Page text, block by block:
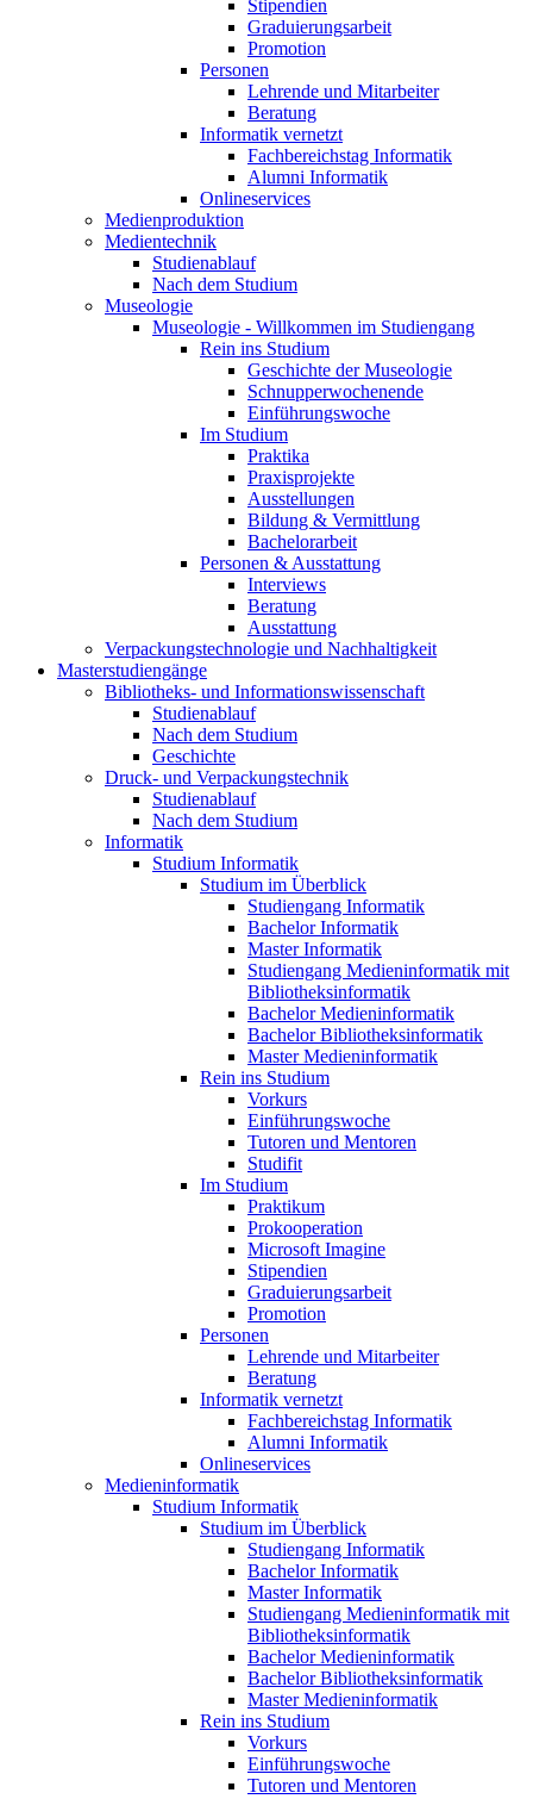
Stipendien
Graduierungsarbeit
Promotion
Personen
Lehrende und Mitarbeiter
Beratung
Informatik vernetzt
Fachbereichstag Informatik
Alumni Informatik
Onlineservices
Medienproduktion
Medientechnik
Studienablauf
Nach dem Studium
Museologie
Museologie - Willkommen im Studiengang
Rein ins Studium
Geschichte der Museologie
Schnupperwochenende
Einführungswoche
Im Studium
Praktika
Praxisprojekte
Ausstellungen
Bildung & Vermittlung
Bachelorarbeit
Personen & Ausstattung
Interviews
Beratung
Ausstattung
Verpackungstechnologie und Nachhaltigkeit
Masterstudiengänge
Bibliotheks- und Informationswissenschaft
Studienablauf
Nach dem Studium
Geschichte
Druck- und Verpackungstechnik
Studienablauf
Nach dem Studium
Informatik
Studium Informatik
Studium im Überblick
Studiengang Informatik
Bachelor Informatik
Master Informatik
Studiengang Medieninformatik mit
Bibliotheksinformatik
Bachelor Medieninformatik
Bachelor Bibliotheksinformatik
Master Medieninformatik
Rein ins Studium
Vorkurs
Einführungswoche
Tutoren und Mentoren
Studifit
Im Studium
Praktikum
Prokooperation
Microsoft Imagine
Stipendien
Graduierungsarbeit
Promotion
Personen
Lehrende und Mitarbeiter
Beratung
Informatik vernetzt
Fachbereichstag Informatik
Alumni Informatik
Onlineservices
Medieninformatik
Studium Informatik
Studium im Überblick
Studiengang Informatik
Bachelor Informatik
Master Informatik
Studiengang Medieninformatik mit
Bibliotheksinformatik
Bachelor Medieninformatik
Bachelor Bibliotheksinformatik
Master Medieninformatik
Rein ins Studium
Vorkurs
Einführungswoche
Tutoren und Mentoren